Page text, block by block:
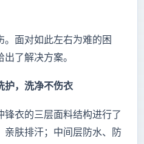
面对如此左右为难的困
了解决方案。
，洗净不伤衣
衣的三层面料结构进行了
亲肤排汗；中间层防水、防